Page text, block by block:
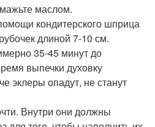
маслом.
кондитерского шприца
длиной 7-10 см.
35-45 минут до
выпечки духовку
эклеры опадут, не станут
Внутри они должны